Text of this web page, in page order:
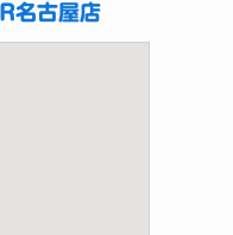
名古屋店